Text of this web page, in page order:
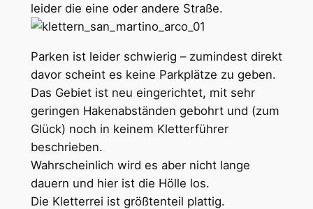
leider die eine oder andere Straße.
Parken ist leider schwierig – zumindest direkt
davor scheint es keine Parkplätze zu geben.
Das Gebiet ist neu eingerichtet, mit sehr
geringen Hakenabständen gebohrt und (zum
Glück) noch in keinem Kletterführer
beschrieben.
Wahrscheinlich wird es aber nicht lange
dauern und hier ist die Hölle los.
Die Kletterrei ist größtenteil plattig.